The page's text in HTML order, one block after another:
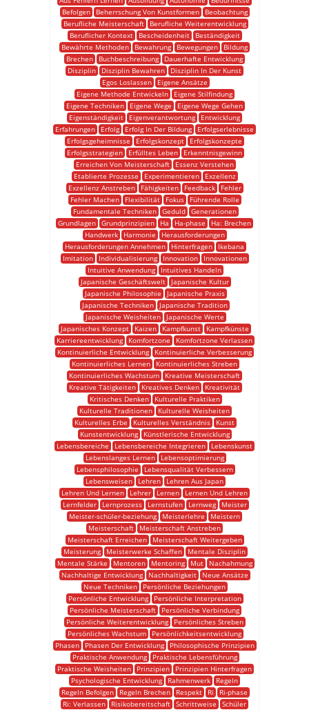
Befolgen
Beherrschung Von Kunstformen
Beobachtung
Berufliche Meisterschaft
Berufliche Weiterentwicklung
Beruflicher Kontext
Bescheidenheit
Beständigkeit
Bewährte Methoden
Bewahrung Bewegungen
Bildung
Brechen
Buchbeschreibung
Dauerhafte Entwicklung
Disziplin
Disziplin Bewahren
Disziplin In Der Kunst
Egos Loslassen
Eigene Ansätze
Eigene Methode Entwickeln
Eigene Stilfindung
Eigene Techniken
Eigene Wege
Eigene Wege Gehen
Eigenständigkeit
Eigenverantwortung
Entwicklung
Erfahrungen
Erfolg Erfolg In Der Bildung
Erfolgserlebnisse
Erfolgsgeheimnisse
Erfolgskonzept
Erfolgskonzepte
Erfolgsstrategien
Erfülltes Leben
Erkenntnisgewinn
Erreichen Von Meisterschaft
Essenz Verstehen
Etablierte Prozesse
Experimentieren
Exzellenz
Exzellenz Anstreben
Fähigkeiten Feedback
Fehler
Fehler Machen
Flexibilität Fokus
Führende Rolle
Fundamentale Techniken
Geduld
Generationen
Grundlagen Grundprinzipien Ha Ha-phase
Ha: Brechen
Handwerk
Harmonie
Herausforderungen
Herausforderungen Annehmen
Hinterfragen
Ikebana
Imitation
Individualisierung Innovation
Innovationen
Intuitive Anwendung
Intuitives Handeln
Japanische Geschäftswelt
Japanische Kultur
Japanische Philosophie
Japanische Praxis
Japanische Techniken
Japanische Tradition
Japanische Weisheiten
Japanische Werte
Japanisches Konzept
Kaizen Kampfkunst
Kampfkünste
Karriereentwicklung
Komfortzone
Komfortzone Verlassen
Kontinuierliche Entwicklung
Kontinuierliche Verbesserung
Kontinuierliches Lernen
Kontinuierliches Streben
Kontinuierliches Wachstum
Kreative Meisterschaft
Kreative Tätigkeiten
Kreatives Denken
Kreativität
Kritisches Denken
Kulturelle Praktiken
Kulturelle Traditionen
Kulturelle Weisheiten
Kulturelles Erbe
Kulturelles Verständnis
Kunst
Kunstentwicklung
Künstlerische Entwicklung
Lebensbereiche
Lebensbereiche Integrieren
Lebenskunst
Lebenslanges Lernen
Lebensoptimierung
Lebensphilosophie
Lebensqualität Verbessern
Lebensweisen
Lehren
Lehren Aus Japan
Lehren Und Lernen
Lehrer Lernen
Lernen Und Lehren
Lernfelder
Lernprozess Lernstufen Lernweg
Meister
Meister-schüler-beziehung
Meisterlehre
Meistern
Meisterschaft
Meisterschaft Anstreben
Meisterschaft Erreichen
Meisterschaft Weitergeben
Meisterung
Meisterwerke Schaffen
Mentale Disziplin
Mentale Stärke
Mentoren Mentoring Mut
Nachahmung
Nachhaltige Entwicklung
Nachhaltigkeit
Neue Ansätze
Neue Techniken
Persönliche Beziehungen
Persönliche Entwicklung
Persönliche Interpretation
Persönliche Meisterschaft
Persönliche Verbindung
Persönliche Weiterentwicklung
Persönliches Streben
Persönliches Wachstum
Persönlichkeitsentwicklung
Phasen
Phasen Der Entwicklung
Philosophische Prinzipien
Praktische Anwendung
Praktische Lebensführung
Praktische Weisheiten
Prinzipien
Prinzipien Hinterfragen
Psychologische Entwicklung
Rahmenwerk
Regeln
Regeln Befolgen
Regeln Brechen Respekt Ri
Ri-phase
Ri: Verlassen
Risikobereitschaft Schrittweise
Schüler